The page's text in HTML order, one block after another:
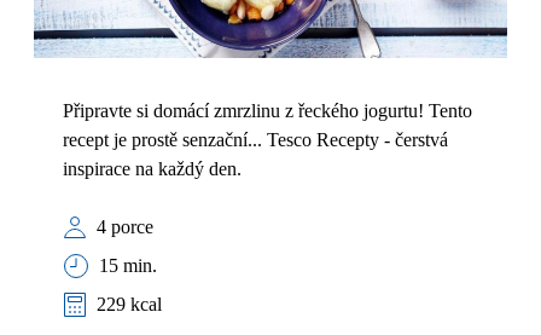
Připravte si domácí zmrzlinu z řeckého jogurtu! Tento
recept je prostě senzační... Tesco Recepty - čerstvá
inspirace na každý den.
4 porce
15 min.
229 kcal